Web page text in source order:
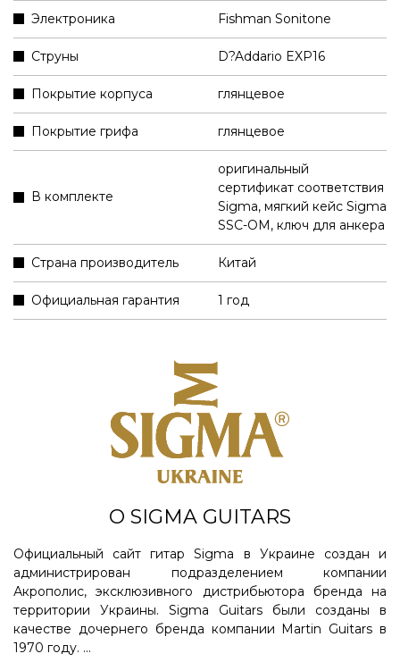
Электроника Fishman Sonitone
Струны D?Addario EXP16
Покрытие корпуса глянцевое
Покрытие грифа глянцевое
В комплекте
оригинальный
сертификат соответствия
Sigma, мягкий кейс Sigma
SSC-OM, ключ для анкера
Страна производитель Китай
Официальная гарантия 1 год
О SIGMA GUITARS
Официальный сайт гитар Sigma в Украине создан и
администрирован подразделением компании
Акрополис, эксклюзивного дистрибьютора бренда на
территории Украины. Sigma Guitars были созданы в
качестве дочернего бренда компании Martin Guitars в
1970 году. ...